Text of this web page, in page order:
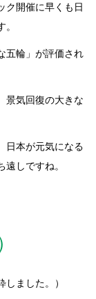
ク開催に早くも日
五輪」が評価され
景気回復の大きな
日本が元気になる
しですね。
ました。）